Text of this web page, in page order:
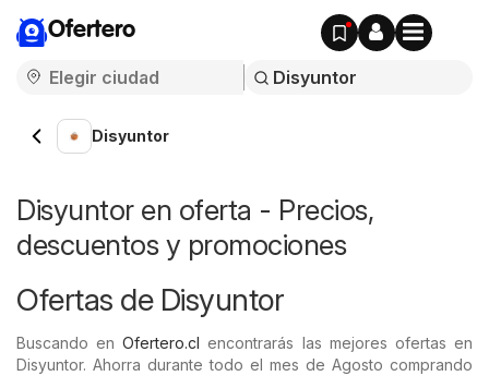
Ofertero
Disyuntor
Disyuntor en oferta - Precios,
descuentos y promociones
Ofertas de Disyuntor
Buscando enOfertero.cl encontrarás las mejores ofertas en
Disyuntor. Ahorra durante todo el mes de Agosto comprando